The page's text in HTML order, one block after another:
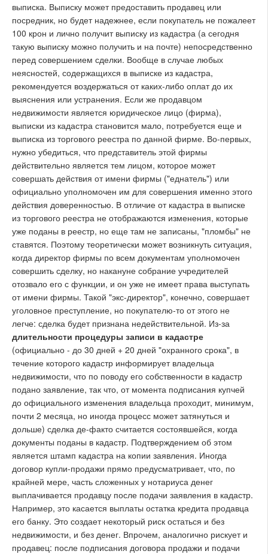
выписка. Выписку может предоставить продавец или
посредник, но будет надежнее, если покупатель не пожалеет
100 крон и лично получит выписку из кадастра (а сегодня
такую выписку можно получить и на почте) непосредственно
перед совершением сделки. Вообще в случае любых
неясностей, содержащихся в выписке из кадастра,
рекомендуется воздержаться от каких-либо оплат до их
выяснения или устранения. Если же продавцом
недвижимости является юридическое лицо (фирма),
выписки из кадастра становится мало, потребуется еще и
выписка из торгового реестра по данной фирме. Во-первых,
нужно убедиться, что представитель этой фирмы
действительно является тем лицом, которое может
совершать действия от имени фирмы ("еднатель") или
официально уполномочен им для совершения именно этого
действия доверенностью. В отличие от кадастра в выписке
из торгового реестра не отображаются изменения, которые
уже поданы в реестр, но еще там не записаны, "пломбы" не
ставятся. Поэтому теоретически может возникнуть ситуация,
когда директор фирмы по всем документам уполномочен
совершить сделку, но накануне собрание учредителей
отозвало его с функции, и он уже не имеет права выступать
от имени фирмы. Такой "экс-директор", конечно, совершает
уголовное преступление, но покупателю-то от этого не
легче: сделка будет признана недействительной. Из-за
длительности процедуры записи в кадастре
(официально - до 30 дней + 20 дней "охранного срока", в
течение которого кадастр информирует владельца
недвижимости, что по поводу его собственности в кадастр
подано заявление, так что, от момента подписания купчей
до официального изменения владельца проходит, минимум,
почти 2 месяца, но иногда процесс может затянуться и
дольше) сделка де-факто считается состоявшейся, когда
документы поданы в кадастр. Подтверждением об этом
является штамп кадастра на копии заявления. Иногда
договор купли-продажи прямо предусматривает, что, по
крайней мере, часть сложенных у нотариуса денег
выплачивается продавцу после подачи заявления в кадастр.
Например, это касается выплаты остатка кредита продавца
его банку. Это создает некоторый риск остаться и без
недвижимости, и без денег. Впрочем, аналогично рискует и
продавец: после подписания договора продажи и подачи